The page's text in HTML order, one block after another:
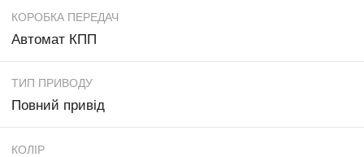
КОРОБКА ПЕРЕДАЧ
Автомат КПП
ТИП ПРИВОДУ
Повний привід
КОЛІР